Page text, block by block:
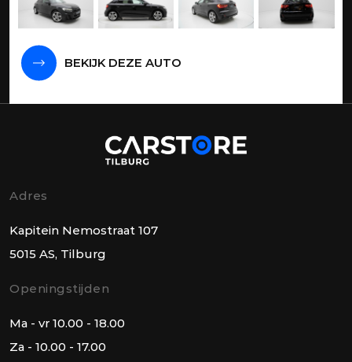
BEKIJK DEZE AUTO
Adres
Kapitein Nemostraat 107
5015 AS, Tilburg
Openingstijden
Ma - vr 10.00 - 18.00
Za - 10.00 - 17.00